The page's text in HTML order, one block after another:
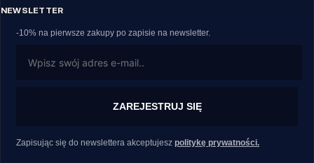
NEWSLETTER
-10% na pierwsze zakupy po zapisie na newsletter.
ZAREJESTRUJ SIĘ
Zapisując się do newslettera akceptujesz politykę prywatności.